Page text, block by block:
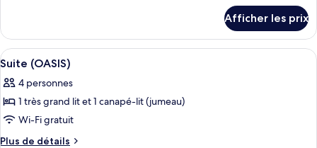
Chambre
familiale
Afficher les prix
Afficher
toutes
les
photos
pour
ce
Une chambre d’hôtel moderne
5
Suite (OASIS)
4 personnes
1 très grand lit et 1 canapé-lit (jumeau)
Wi-Fi gratuit
Plus de détails
Plus